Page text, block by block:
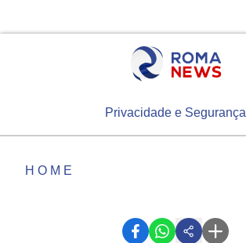
Privacidade e Segurança
HOME